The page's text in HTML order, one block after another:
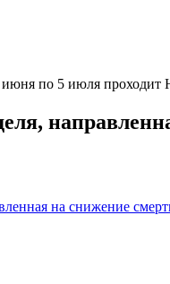
по 5 июля проходит